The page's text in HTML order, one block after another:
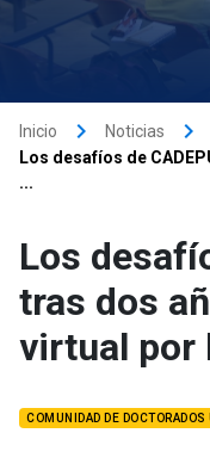
Inicio keyboard_arrow_right Noticias keyboard_arrow_right
Los desafíos de
...
Los
tras dos
virtual por
COMUNIDAD DE DOCTORADOS